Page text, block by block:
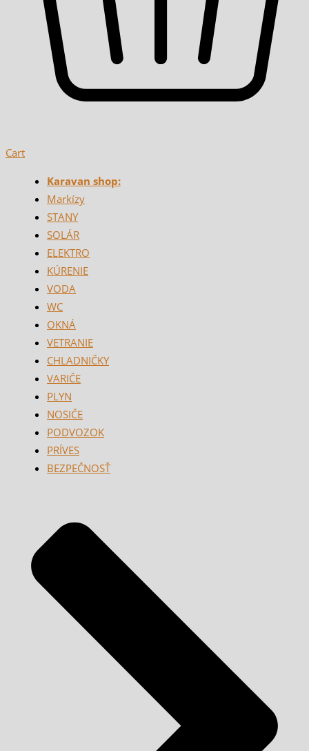
Cart
Karavan shop:
Markízy
STANY
SOLÁR
ELEKTRO
KÚRENIE
VODA
WC
OKNÁ
VETRANIE
CHLADNIČKY
VARIČE
PLYN
NOSIČE
PODVOZOK
PRÍVES
BEZPEČNOSŤ